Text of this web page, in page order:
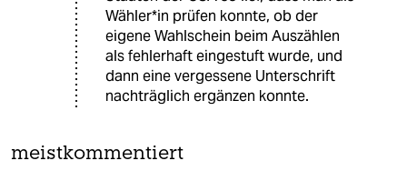
Wähler*in prüfen konnte, ob der
eigene Wahlschein beim Auszählen
als fehlerhaft eingestuft wurde, und
dann eine vergessene Unterschrift
nachträglich ergänzen konnte.
meistkommentiert